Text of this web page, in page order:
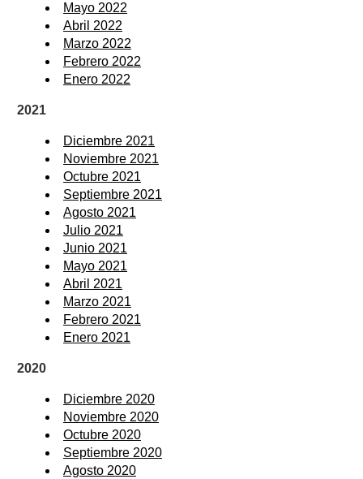
Mayo 2022
Abril 2022
Marzo 2022
Febrero 2022
Enero 2022
2021
Diciembre 2021
Noviembre 2021
Octubre 2021
Septiembre 2021
Agosto 2021
Julio 2021
Junio 2021
Mayo 2021
Abril 2021
Marzo 2021
Febrero 2021
Enero 2021
2020
Diciembre 2020
Noviembre 2020
Octubre 2020
Septiembre 2020
Agosto 2020